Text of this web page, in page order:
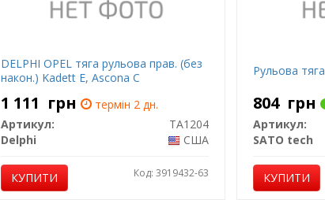
DELPHI OPEL тяга рульова прав. (без
након.) Kadett E, Ascona C
1 111 грн
термін 2 дн.
Артикул:
TA1204
Delphi
США
КУПИТИ Код: 3919432-63
Рульова тяга
804 грн
Артикул:
SATO tech
КУПИТИ